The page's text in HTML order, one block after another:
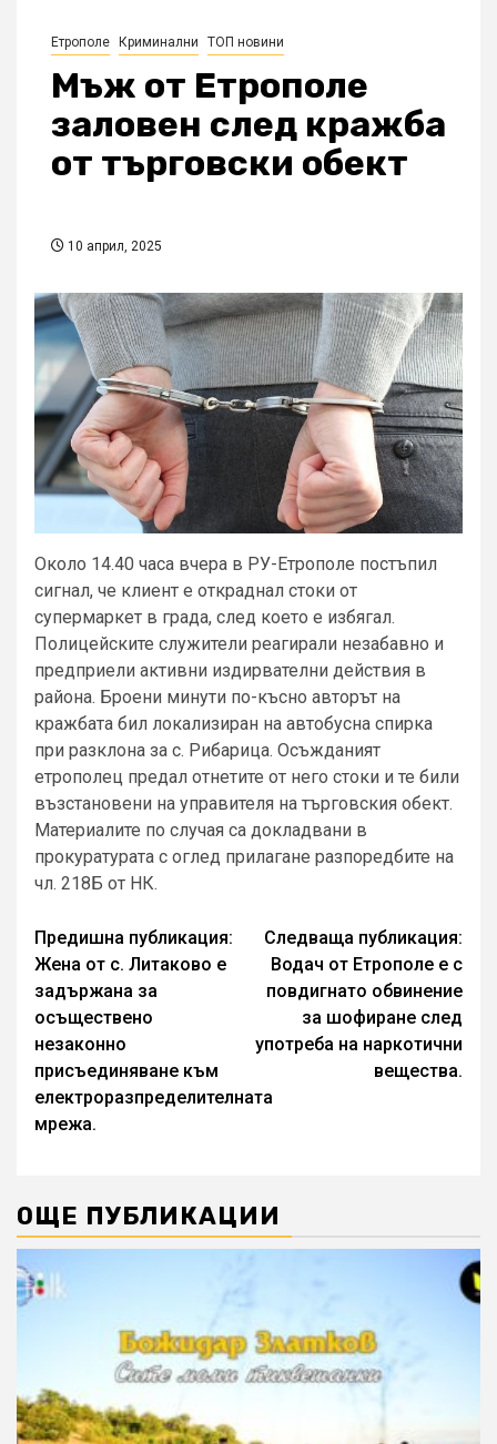
Етрополе Криминални ТОП новини
Мъж от Етрополе
заловен след кражба
от търговски обект
10 април, 2025
Около 14.40 часа вчера в РУ-Етрополе постъпил
сигнал, че клиент е откраднал стоки от
супермаркет в града, след което е избягал.
Полицейските служители реагирали незабавно и
предприели активни издирвателни действия в
района. Броени минути по-късно авторът на
кражбата бил локализиран на автобусна спирка
при разклона за с. Рибарица. Осъжданият
етрополец предал отнетите от него стоки и те били
възстановени на управителя на търговския обект.
Материалите по случая са докладвани в
прокуратурата с оглед прилагане разпоредбите на
чл. 218Б от НК.
Continue
Reading
Предишна публикация:
Жена от с. Литаково е
задържана за
осъществено
незаконно
присъединяване към
електроразпределителната
мрежа.
Следваща публикация:
Водач от Етрополе е с
повдигнато обвинение
за шофиране след
употреба на наркотични
вещества.
ОЩЕ ПУБЛИКАЦИИ